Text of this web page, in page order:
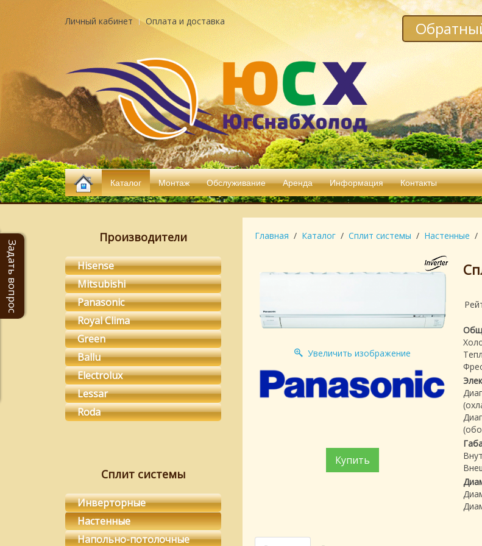
Личный кабинет Оплата и доставка
Каталог Монтаж Обслуживание Аренда Информация Контакты
Главная Каталог Сплит системы Настенные
Увеличить изображение
Купить
Производители
Hisense
Mitsubishi
Panasonic
Royal Clima
Green
Ballu
Electrolux
Lessar
Roda
Сплит системы
Инверторные
Настенные
Напольно-потолочные
Задать вопрос